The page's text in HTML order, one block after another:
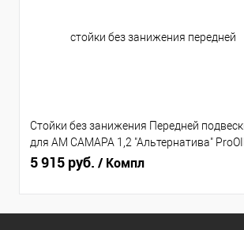
Стойки без занижения Передней
для AM САМАРА 1,2 "Альтернатива" ProOIL
маслянные (АК108.2905.002/003-10)
5 915 руб. / Компл